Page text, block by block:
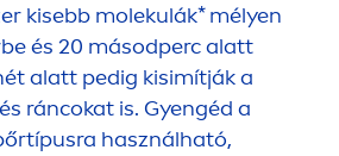
kisebb molekulák* mélyen
és 20 másodperc alatt
alatt pedig kisimítják a
ráncokat is. Gyengéd a
használható,